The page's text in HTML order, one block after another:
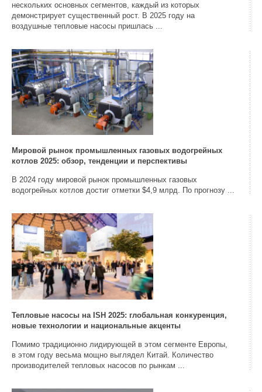
нескольких основных сегментов, каждый из которых
демонстрирует существенный рост. В 2025 году на
воздушные тепловые насосы пришлась ...
Мировой рынок промышленных газовых водогрейных
котлов 2025: обзор, тенденции и перспективы
В 2024 году мировой рынок промышленных газовых
водогрейных котлов достиг отметки $4,9 млрд. По прогнозу ...
Тепловые насосы на ISH 2025: глобальная конкуренция,
новые технологии и национальные акценты
Помимо традиционно лидирующей в этом сегменте Европы,
в этом году весьма мощно выглядел Китай. Количество
производителей тепловых насосов по рынкам ...